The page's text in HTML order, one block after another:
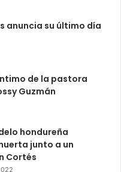
anuncia su último día
de la pastora
Guzmán
hondureña
junto a un
Cortés